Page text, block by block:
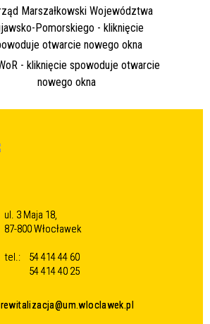
ul. 3 Maja 18,
87-800 Włocławek
tel.:
54 414 44 60
54 414 40 25
rewitalizacja@um.wloclawek.pl